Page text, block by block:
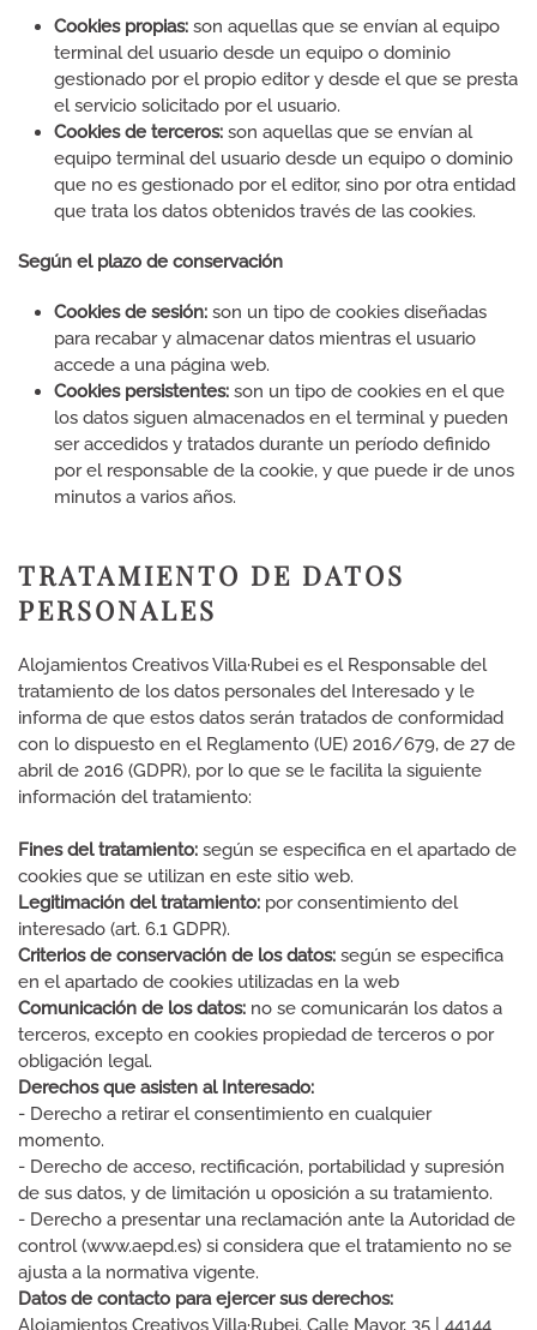
Cookies propias: son aquellas que se envían al equipo
terminal del usuario desde un equipo o dominio
gestionado por el propio editor y desde el que se presta
el servicio solicitado por el usuario.
Cookies de terceros: son aquellas que se envían al
equipo terminal del usuario desde un equipo o dominio
que no es gestionado por el editor, sino por otra entidad
que trata los datos obtenidos través de las cookies.
Según el plazo de conservación
Cookies de sesión: son un tipo de cookies diseñadas
para recabar y almacenar datos mientras el usuario
accede a una página web.
Cookies persistentes: son un tipo de cookies en el que
los datos siguen almacenados en el terminal y pueden
ser accedidos y tratados durante un período definido
por el responsable de la cookie, y que puede ir de unos
minutos a varios años.
TRATAMIENTO DE DATOS
PERSONALES
Alojamientos Creativos Villa·Rubei es el Responsable del
tratamiento de los datos personales del Interesado y le
informa de que estos datos serán tratados de conformidad
con lo dispuesto en el Reglamento (UE) 2016/679, de 27 de
abril de 2016 (GDPR), por lo que se le facilita la siguiente
información del tratamiento:
Fines del tratamiento: según se especifica en el apartado de
cookies que se utilizan en este sitio web.
Legitimación del tratamiento: por consentimiento del
interesado (art. 6.1 GDPR).
Criterios de conservación de los datos: según se especifica
en el apartado de cookies utilizadas en la web
Comunicación de los datos: no se comunicarán los datos a
terceros, excepto en cookies propiedad de terceros o por
obligación legal.
Derechos que asisten al Interesado:
- Derecho a retirar el consentimiento en cualquier
momento.
- Derecho de acceso, rectificación, portabilidad y supresión
de sus datos, y de limitación u oposición a su tratamiento.
- Derecho a presentar una reclamación ante la Autoridad de
control (www.aepd.es) si considera que el tratamiento no se
ajusta a la normativa vigente.
Datos de contacto para ejercer sus derechos:
Alojamientos Creativos Villa·Rubei. Calle Mayor, 35 | 44144